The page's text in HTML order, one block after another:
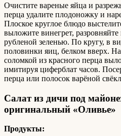
Очистите вареные яйца и
перца удалите плодоножку и
Плоское круглое блюдо
выложите винегрет,
рубленой зеленью. По кругу, в
половинки яиц, белком вверх.
соломкой из красного перца
имитируя циферблат часов.
перца или полосок варёной
Салат из дичи под
оригинальный «Оливье»
Продукты: